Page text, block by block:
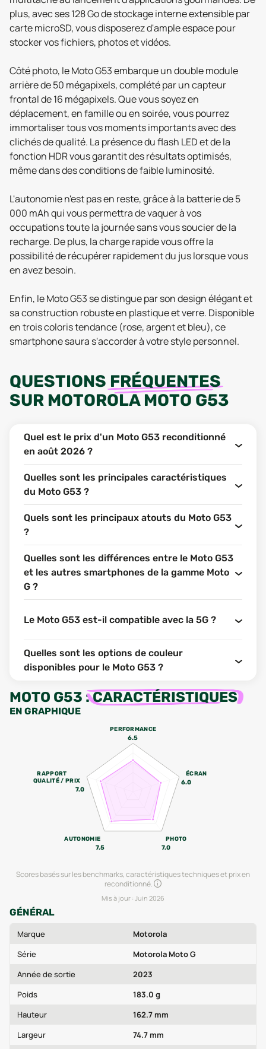
plus, avec ses 128 Go de stockage interne extensible par
carte microSD, vous disposerez d'ample espace pour
stocker vos fichiers, photos et vidéos.
Côté photo, le Moto G53 embarque un double module
arrière de 50 mégapixels, complété par un capteur
frontal de 16 mégapixels. Que vous soyez en
déplacement, en famille ou en soirée, vous pourrez
immortaliser tous vos moments importants avec des
clichés de qualité. La présence du flash LED et de la
fonction HDR vous garantit des résultats optimisés,
même dans des conditions de faible luminosité.
L'autonomie n'est pas en reste, grâce à la batterie de 5
000 mAh qui vous permettra de vaquer à vos
occupations toute la journée sans vous soucier de la
recharge. De plus, la charge rapide vous offre la
possibilité de récupérer rapidement du jus lorsque vous
en avez besoin.
Enfin, le Moto G53 se distingue par son design élégant et
sa construction robuste en plastique et verre. Disponible
en trois coloris tendance (rose, argent et bleu), ce
smartphone saura s'accorder à votre style personnel.
QUESTIONS FRÉQUENTES
SUR MOTOROLA MOTO G53
Quel est le prix d'un Moto G53 reconditionné
en août 2026 ?
Quelles sont les principales caractéristiques
du Moto G53 ?
Quels sont les principaux atouts du Moto G53
?
Quelles sont les différences entre le Moto G53
et les autres smartphones de la gamme Moto
G ?
Le Moto G53 est-il compatible avec la 5G ?
Quelles sont les options de couleur
disponibles pour le Moto G53 ?
MOTO G53 :CARACTÉRISTIQUES
EN GRAPHIQUE
PERFORMANCE
6.5
ÉCRAN
6.0
PHOTO
7.0
AUTONOMIE
7.5
RAPPORT
QUALITÉ / PRIX
7.0
Scores basés sur les benchmarks, caractéristiques techniques et prix en
reconditionné.
Mis à jour : Juin 2026
GÉNÉRAL
Marque
Motorola
Série
Motorola Moto G
Année de sortie
2023
Poids
183.0 g
Hauteur
162.7 mm
Largeur
74.7 mm